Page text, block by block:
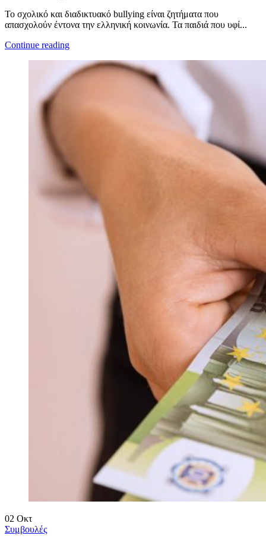
Το σχολικό και διαδικτυακό bullying είναι ζητήματα που
απασχολούν έντονα την ελληνική κοινωνία. Τα παιδιά που υφί...
Continue reading
02 Οκτ
Συμβουλές